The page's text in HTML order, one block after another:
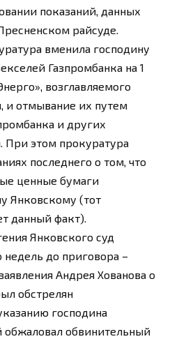
показаний, данных
райсуде.
вменила господину
Газпромбанка на 1
возглавляемого
и отмывание их путем
и других
этом прокуратура
последнего о том, что
ценные бумаги
Янковскому (тот
данный факт).
Янковского суд
недель до приговора –
Андрея Хованова о
обстрелян
господина
обжаловал обвинительный